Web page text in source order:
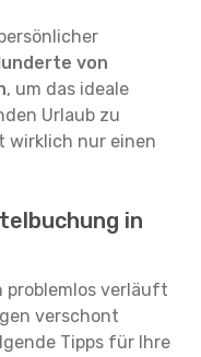
von
, um das ideale
Urlaub zu
wirklich nur einen
in
problemlos verläuft
verschont
Tipps für Ihre